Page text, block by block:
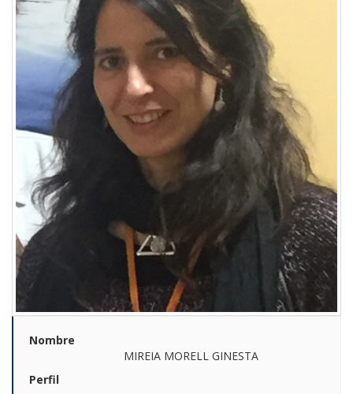
Nombre
MIREIA MORELL GINESTA
Perfil